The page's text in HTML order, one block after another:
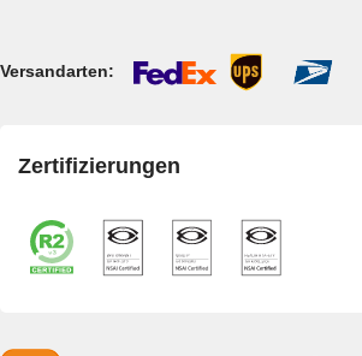
Versandarten:
Zertifizierungen